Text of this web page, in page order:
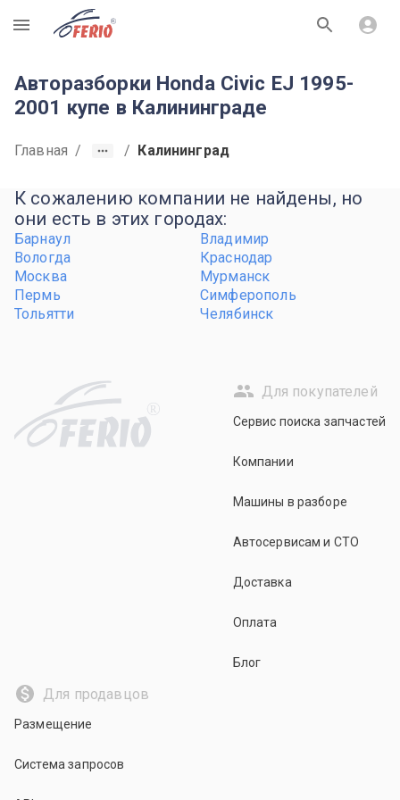
R
Авторазборки Honda Civic EJ 1995-
2001 купе в Калининграде
Главная / / Калининград
К сожалению компании не найдены, но
они есть в этих городах:
Барнаул
Владимир
Вологда
Краснодар
Москва
Мурманск
Пермь
Симферополь
Тольятти
Челябинск
R
Для покупателей
Сервис поиска запчастей
Компании
Машины в разборе
Автосервисам и СТО
Доставка
Оплата
Блог
Для продавцов
Размещение
Система запросов